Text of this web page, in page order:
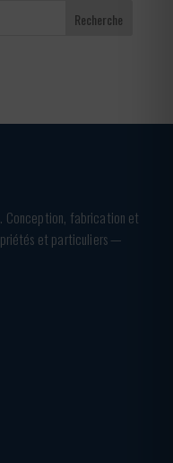
Recherche
Conception, fabrication et
et particuliers —